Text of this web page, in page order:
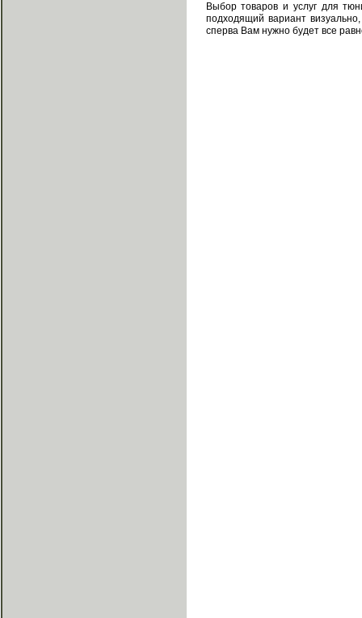
Выбор товаров и услуг для
подходящий вариант
сперва Вам нужно будет все